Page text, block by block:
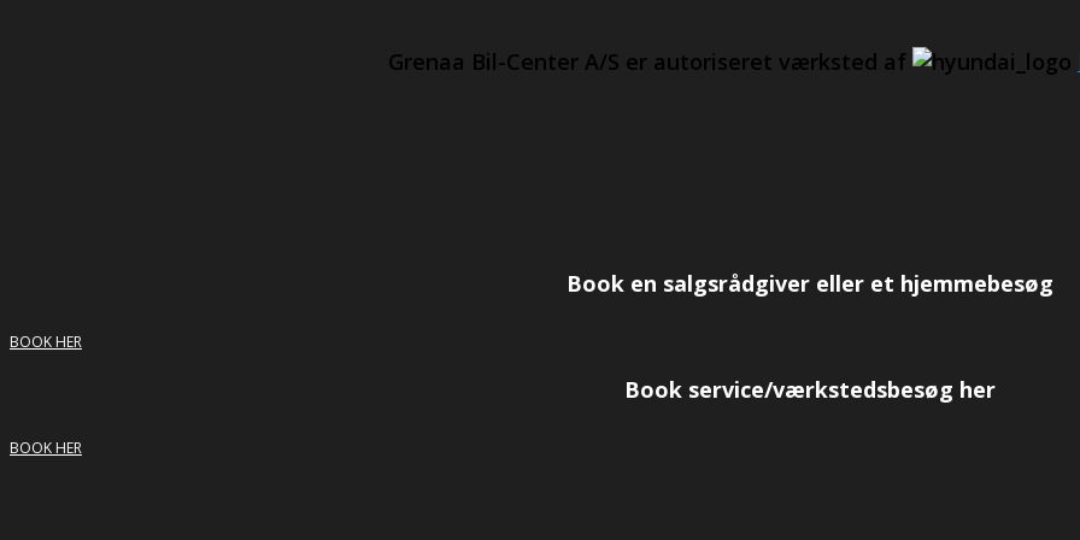
Grenaa Bil-Center A/S er autoriseret værksted af
Book en salgsrådgiver eller et hjemmebesøg
BOOK HER
Book service/værkstedsbesøg her
BOOK HER